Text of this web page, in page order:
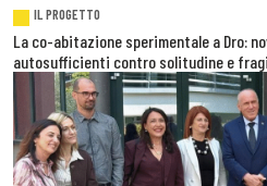
IL PROGETTO
La co-abitazione sperimentale a Dro:
autosufficienti contro solitudine e